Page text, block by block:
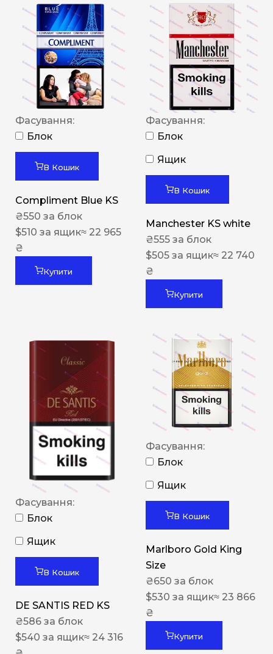
Фасування:
Блок
В Кошик
Compliment Blue KS
₴550 за блок
$510 за ящик≈ 22 965
₴
Купити
Фасування:
Блок
Ящик
В Кошик
Manchester KS white
₴555 за блок
$505 за ящик≈ 22 740
₴
Купити
Фасування:
Блок
Ящик
В Кошик
DE SANTIS RED KS
₴586 за блок
$540 за ящик≈ 24 316
Фасування:
Блок
Ящик
В Кошик
Marlboro Gold King
Size
₴650 за блок
$530 за ящик≈ 23 866
₴
Купити